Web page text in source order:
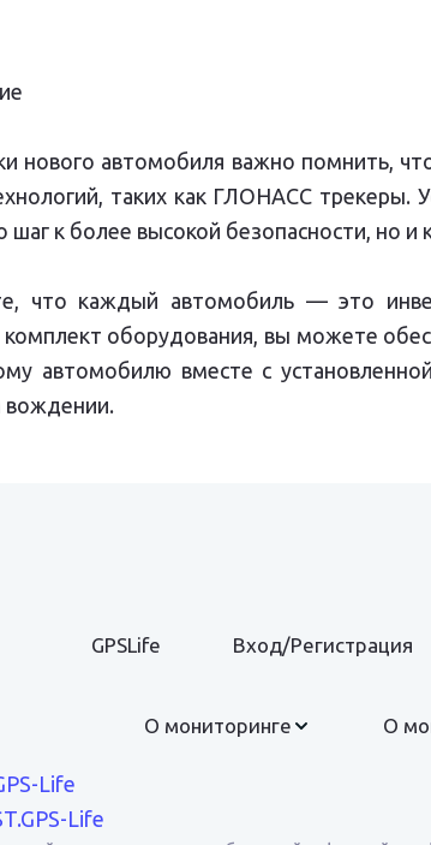
нового автомобиля важно помнить,
таких как ГЛОНАСС трекеры.
шаг к более высокой безопасности, но и
что каждый автомобиль — это
оборудования, вы можете
автомобилю вместе с
GPSLife Вход/Регистрация
О мониторинге О
Life
Life